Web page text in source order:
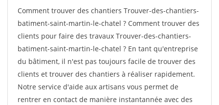
Comment trouver des chantiers Trouver-des-chantiers-
batiment-saint-martin-le-chatel ? Comment trouver des
clients pour faire des travaux Trouver-des-chantiers-
batiment-saint-martin-le-chatel ? En tant qu'entreprise
du bâtiment, il n'est pas toujours facile de trouver des
clients et trouver des chantiers à réaliser rapidement.
Notre service d'aide aux artisans vous permet de
rentrer en contact de manière instantannée avec des